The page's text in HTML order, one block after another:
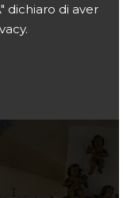
dichiaro di aver
.